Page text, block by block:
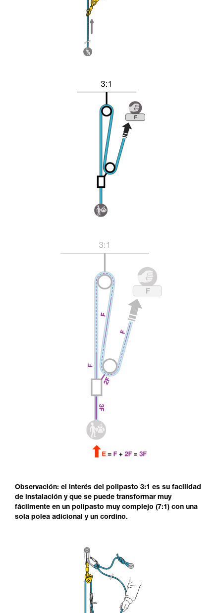
Observación: el interés del polipasto 3:1 es su facilidad
de instalación y que se puede transformar muy
fácilmente en un polipasto muy complejo (7:1) con una
sola polea adicional y un cordino.